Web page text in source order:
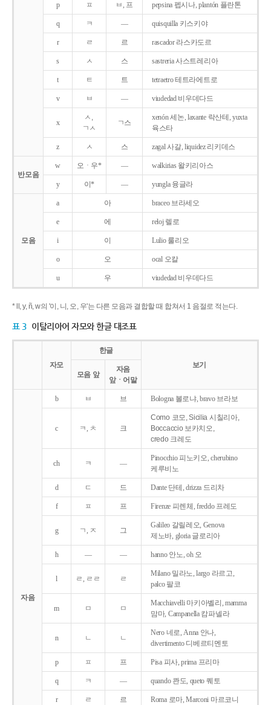
p ㅍ ㅂ, 프 pepsina 펩시나, plantón 플란톤
q ㅋ ― quisquilla 키스키야
r ㄹ 르 rascador 라스카도르
s ㅅ 스 sastreria 사스트레리아
t ㅌ 트 tetraetro 테트라에트로
v ㅂ ― viudedad 비우데다드
x
ㅅ,
ㄱㅅ
ㄱ스
xenón 세논, laxante 락산테, yuxta
육스타
z ㅅ 스 zagal 사갈, liquidez 리키데스
반모음
w 오ㆍ우* ― walkirias 왈키리아스
y 이* ― yungla 융글라
모음
a 아 braceo 브라세오
e 에 reloj 렐로
i 이 Lulio 룰리오
o 오 ocal 오칼
u 우 viudedad 비우데다드
* ll, y, ñ, w의 '이, 니, 오, 우'는 다른 모음과 결합할 때 합쳐서 1 음절로 적는다.
표 3 이탈리아어 자모와 한글 대조표
자모
한글
보기
모음 앞
자음
앞ㆍ어말
자음
b ㅂ 브 Bologna 볼로냐, bravo 브라보
c ㅋ, ㅊ 크
Como 코모, Sicilia 시칠리아,
Boccaccio 보카치오,
credo 크레도
ch ㅋ ―
Pinocchio 피노키오, cherubino
케루비노
d ㄷ 드 Dante 단테, drizza 드리차
f ㅍ 프 Firenze 피렌체, freddo 프레도
g ㄱ, ㅈ 그
Galileo 갈릴레오, Genova
제노바, gloria 글로리아
h ― ― hanno 안노, oh 오
l ㄹ, ㄹㄹ ㄹ
Milano 밀라노, largo 라르고,
palco 팔코
m ㅁ ㅁ
Macchiavelli 마키아벨리, mamma
맘마, Campanella 캄파넬라
n ㄴ ㄴ
Nero 네로, Anna 안나,
divertimento 디베르티멘토
p ㅍ 프 Pisa 피사, prima 프리마
q ㅋ ― quando 콴도, queto 퀘토
r ㄹ 르 Roma 로마, Marconi 마르코니